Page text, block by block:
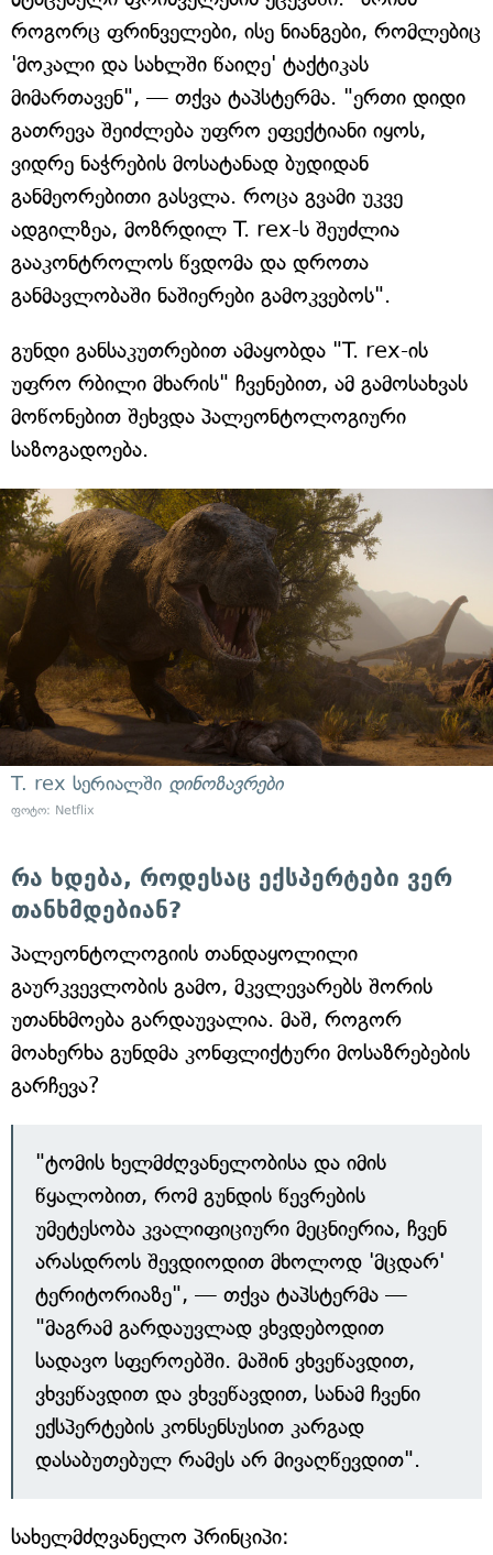
როგორც ფრინველები, ისე ნიანგები, რომლებიც
'მოკალი და სახლში წაიღე' ტაქტიკას
მიმართავენ", — თქვა ტაპსტერმა. "ერთი დიდი
გათრევა შეიძლება უფრო ეფექტიანი იყოს,
ვიდრე ნაჭრების მოსატანად ბუდიდან
განმეორებითი გასვლა. როცა გვამი უკვე
ადგილზეა, მოზრდილ T. rex-ს შეუძლია
გააკონტროლოს წვდომა და დროთა
განმავლობაში ნაშიერები გამოკვებოს".
გუნდი განსაკუთრებით ამაყობდა "T. rex-ის
უფრო რბილი მხარის" ჩვენებით, ამ გამოსახვას
მოწონებით შეხვდა პალეონტოლოგიური
საზოგადოება.
T. rex სერიალში დინოზავრები
ფოტო: Netflix
რა ხდება, როდესაც ექსპერტები ვერ
თანხმდებიან?
პალეონტოლოგიის თანდაყოლილი
გაურკვევლობის გამო, მკვლევარებს შორის
უთანხმოება გარდაუვალია. მაშ, როგორ
მოახერხა გუნდმა კონფლიქტური მოსაზრებების
გარჩევა?
"ტომის ხელმძღვანელობისა და იმის
წყალობით, რომ გუნდის წევრების
უმეტესობა კვალიფიციური მეცნიერია, ჩვენ
არასდროს შევდიოდით მხოლოდ 'მცდარ'
ტერიტორიაზე", — თქვა ტაპსტერმა —
"მაგრამ გარდაუვლად ვხვდებოდით
სადავო სფეროებში. მაშინ ვხვეწავდით,
ვხვეწავდით და ვხვეწავდით, სანამ ჩვენი
ექსპერტების კონსენსუსით კარგად
დასაბუთებულ რამეს არ მივაღწევდით".
სახელმძღვანელო პრინციპი: